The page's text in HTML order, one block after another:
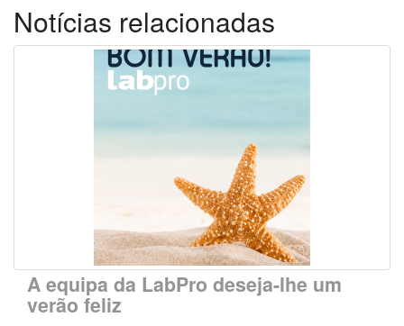
Notícias relacionadas
A equipa da LabPro deseja-lhe um
verão feliz